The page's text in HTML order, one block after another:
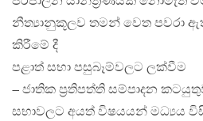
නීත්‍යානුකූලව තමන් වෙත පවරා
කිරීමේ දී
පළාත් සභා පසුබෑම්වලට ලක්වීම
– ජාතික ප්‍රතිපත්ති සම්පාදන
සභාවලට අයත් විෂයයන් මධ්‍යය